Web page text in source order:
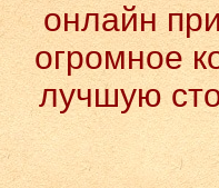
онлайн
огромное
лучшую